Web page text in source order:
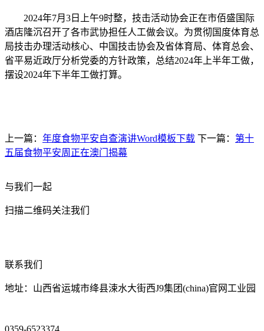
2024年7月3日上午9时整，技击活动协会正在市佰盛国际
酒店隆沉召开了各市武协担任人工做会议。为贯彻国度体育总
局技击办理活动核心、中国技击协会及省体育局、体育总会、
省平易近政厅分析党委的方针政策，总结2024年上半年工做，
摆设2024年下半年工做打算。
上一篇： 年度食物平安自查演讲Word模板下载 下一篇： 第十
五届食物平安周正在澳门揭幕
与我们一起
扫描二维码关注我们
联系我们
地址：山西省运城市绛县涑水大街西J9集团(china)官网工业园
0359-6523374